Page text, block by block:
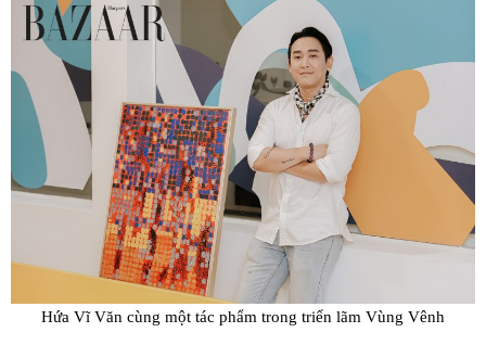
Hứa Vĩ Văn cùng một tác phẩm trong triển lãm Vùng Vênh